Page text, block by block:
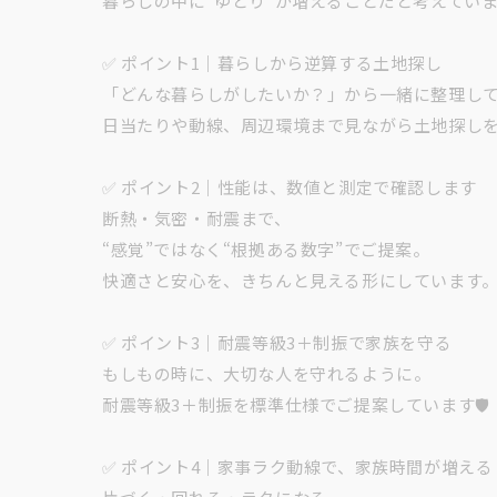
✅ ポイント1｜暮らしから逆算する土地探し
「どんな暮らしがしたいか？」から一緒に整理して
日当たりや動線、周辺環境まで見ながら土地探し
✅ ポイント2｜性能は、数値と測定で確認します
断熱・気密・耐震まで、
“感覚”ではなく“根拠ある数字”でご提案。
快適さと安心を、きちんと見える形にしています。
✅ ポイント3｜耐震等級3＋制振で家族を守る
もしもの時に、大切な人を守れるように。
耐震等級3＋制振を標準仕様でご提案しています🛡️
✅ ポイント4｜家事ラク動線で、家族時間が増える